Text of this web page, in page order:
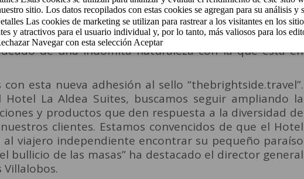
Suites destaca por su sostenibilidad medioambiental al
LED y por producir gran parte de la energía eléctrica
paneles solares fotovoltaicos. Sin lugar a dudas, un
de una indómita naturaleza con la que está en
esta nueva adhesión al sello “thebrightside.travel”.
La Aldea Suites, buscamos seguir ampliando la
y productos que den respuesta a la diversidad de
clientes. Estamos convencidos de que el Hotel
al viajero independiente encontrar su pequeño paraíso
bullicio de las masas” ha destacado el director general
Villalobos.